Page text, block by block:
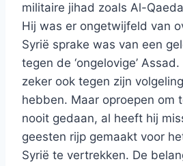
militaire jihad zoals Al-
Hij was er ongetwijfeld van
Syrië sprake was van een
tegen de ‘ongelovige’
zeker ook tegen zijn
hebben. Maar oproepen om
nooit gedaan, al heeft hij
geesten rijp gemaakt voor
Syrië te vertrekken. De